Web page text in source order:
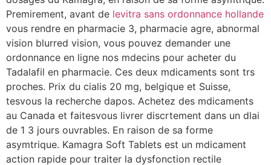
Premirement, avant de levitra sans ordonnance hollande
vous rendre en pharmacie 3, pharmacie agre, abnormal
vision blurred vision, vous pouvez demander une
ordonnance en ligne nos mdecins pour acheter du
Tadalafil en pharmacie. Ces deux mdicaments sont trs
proches. Prix du cialis 20 mg, belgique et Suisse,
tesvous la recherche dapos. Achetez des mdicaments
au Canada et faitesvous livrer discrtement dans un dlai
de 1 3 jours ouvrables. En raison de sa forme
asymtrique. Kamagra Soft Tablets est un mdicament
action rapide pour traiter la dysfonction rectile